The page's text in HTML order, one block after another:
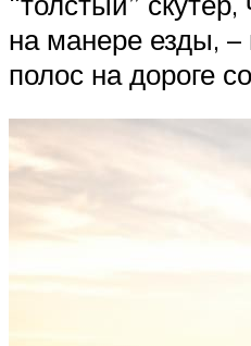
на манере езды,
полос на дороге